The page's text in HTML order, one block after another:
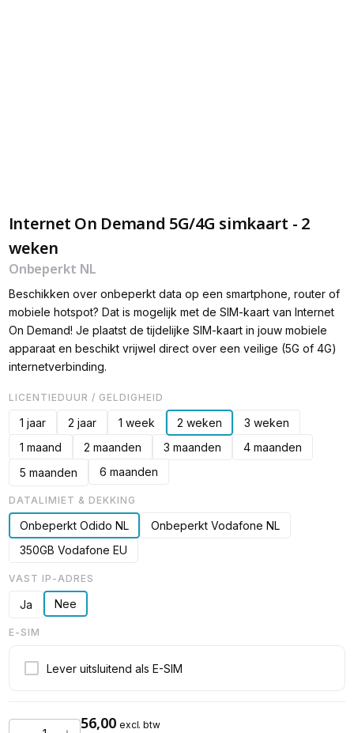
Internet On Demand 5G/4G simkaart - 2
weken
Onbeperkt NL
Beschikken over onbeperkt data op een smartphone, router of
mobiele hotspot? Dat is mogelijk met de SIM-kaart van Internet
On Demand! Je plaatst de tijdelijke SIM-kaart in jouw mobiele
apparaat en beschikt vrijwel direct over een veilige (5G of 4G)
internetverbinding.
LICENTIEDUUR / GELDIGHEID
1 jaar 2 jaar 1 week 2 weken
3 weken
1 maand
2 maanden 3 maanden
4 maanden
5 maanden
6 maanden
DATALIMIET & DEKKING
Onbeperkt Odido NL
Onbeperkt Vodafone NL
350GB Vodafone EU
VAST IP-ADRES
Ja Nee
E-SIM
Lever uitsluitend als E-SIM
56,00 excl. btw